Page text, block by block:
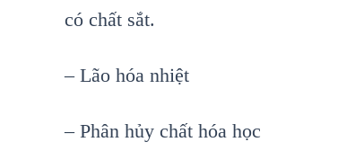
có chất sắt.
– Lão hóa nhiệt
– Phân hủy chất hóa học